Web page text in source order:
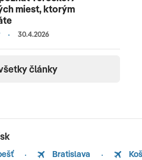
miest, ktorým
30.4.2026
články
Bratislava